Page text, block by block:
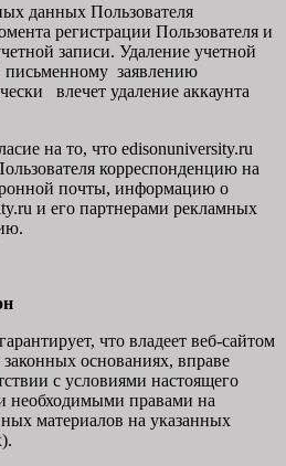
данных Пользователя
регистрации Пользователя и
записи. Удаление учетной
заявлению
влечет удаление аккаунта
на то, что edisonuniversity.ru
корреспонденцию на
почты, информацию о
и его партнерами рекламных
что владеет веб-сайтом
законных основаниях, вправе
с условиями настоящего
необходимыми правами на
материалов на указанных